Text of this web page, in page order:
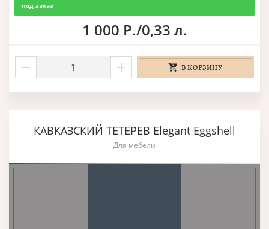
под заказ
1 000 Р./0,33 л.
В КОРЗИНУ
КАВКАЗСКИЙ ТЕТЕРЕВ Elegant Eggshell
Для мебели